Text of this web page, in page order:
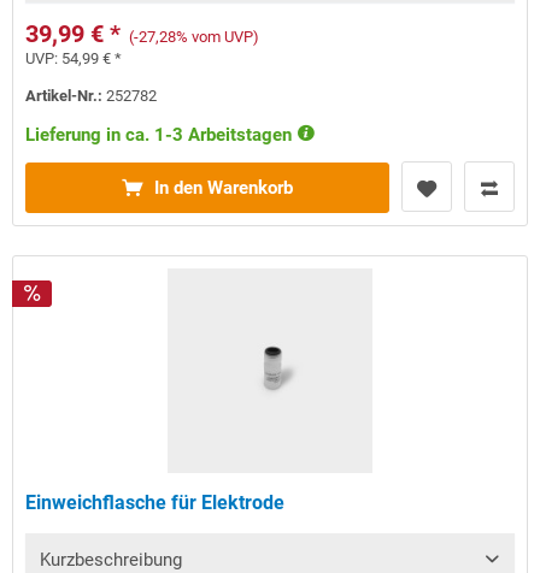
39,99 € * (-27,28% vom UVP)
UVP: 54,99 € *
Artikel-Nr.:252782
Lieferung in ca. 1-3 Arbeitstagen
In den Warenkorb
Einweichflasche für Elektrode
Kurzbeschreibung